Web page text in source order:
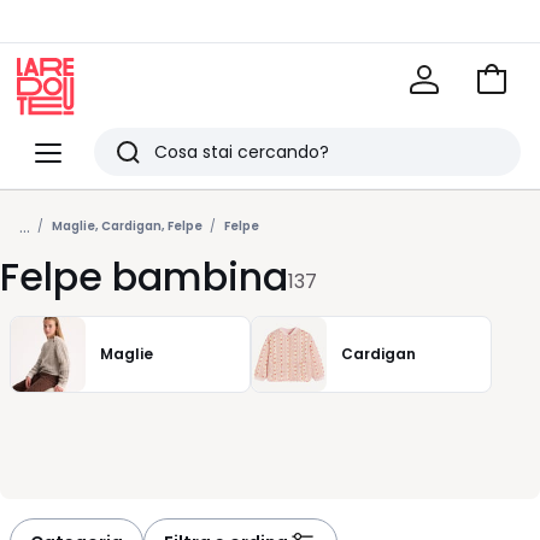
Menu
Redoute
Ricerca
Ultimi
articoli
visti
Vai
... Maglie, Cardigan, Felpe Felpe
Felpe bambina137
Maglie Cardigan